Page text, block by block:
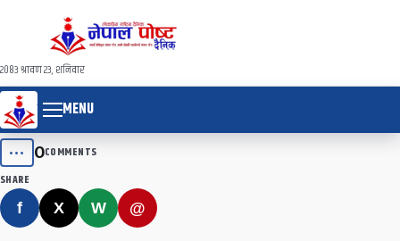
२०८३ श्रावण २३, शनिवार
MENU
••• 0COMMENTS
SHARE
f X W @